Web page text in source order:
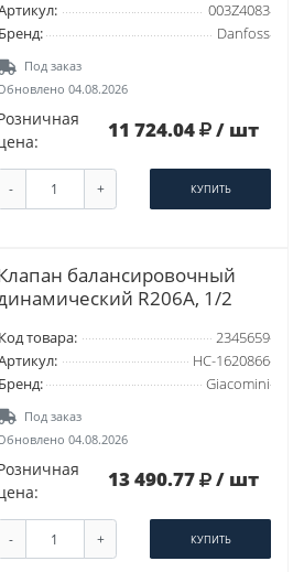
003Z4083
Danfoss
Под заказ
04.08.2026
11 724.04 / шт
- + КУПИТЬ
балансировочный
R206A, 1/2
товара:
2345659
НС-1620866
Giacomini
Под заказ
04.08.2026
13 490.77 / шт
- + КУПИТЬ